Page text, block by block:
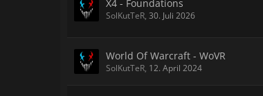
X4 - Foundations
SolKutTeR, 30. Juli 2026
World Of Warcraft - WoVR
SolKutTeR, 12. April 2024